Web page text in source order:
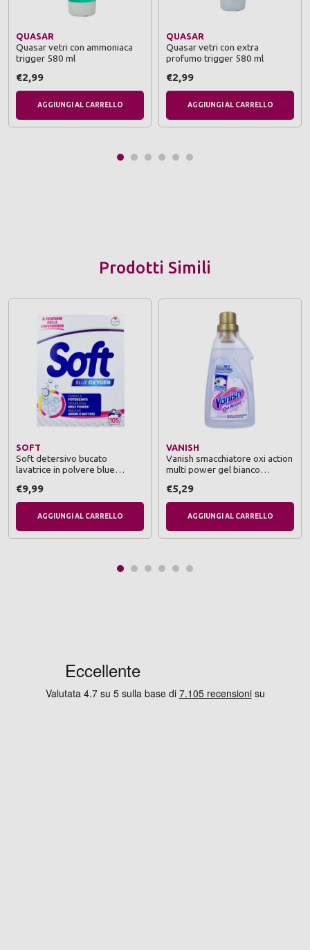
QUASAR
Quasar vetri con ammoniaca
trigger 580 ml
€2,99
AGGIUNGI AL CARRELLO
QUASAR
Quasar vetri con extra
profumo trigger 580 ml
€2,99
AGGIUNGI AL CARRELLO
Prodotti Simili
SOFT
Soft detersivo bucato
lavatrice in polvere blue
concorso
€9,99
AGGIUNGI AL CARRELLO
VANISH
Vanish smacchiatore oxi action
multi power gel bianco
€5,29
AGGIUNGI AL CARRELLO